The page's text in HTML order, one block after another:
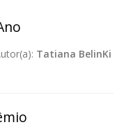
Tatiana BelinKi